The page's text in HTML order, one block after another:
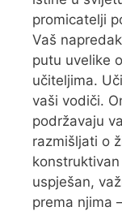
promicatelji
Vaš
putu uvelike
učiteljima.
vaši vodiči.
podržavaju
razmišljati o
uspješan,
prema njima